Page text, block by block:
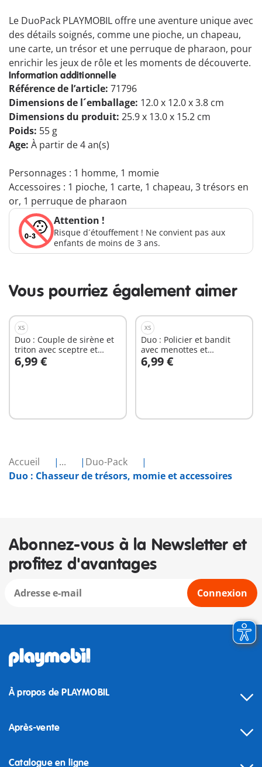
Accueil ...
Duo-Pack
Duo : Chasseur de trésors, momie et accessoires
Le DuoPack PLAYMOBIL offre une aventure unique avec
des détails soignés, comme une pioche, un chapeau,
une carte, un trésor et une perruque de pharaon, pour
enrichir les jeux de rôle et les moments de découverte.
Information additionnelle
Référence de l’article: 71796
Dimensions de l´emballage: 12.0 x 12.0 x 3.8 cm
Dimensions du produit: 25.9 x 13.0 x 15.2 cm
Poids: 55 g
Age: À partir de 4 an(s)
Personnages : 1 homme, 1 momie
Accessoires : 1 pioche, 1 carte, 1 chapeau, 3 trésors en
or, 1 perruque de pharaon
Attention !
Risque d´étouffement ! Ne convient pas aux
enfants de moins de 3 ans.
Vous pourriez également aimer
XS
Duo : Couple de sirène et
triton avec sceptre et
trident
6,99 €
Au panier
XS
Duo : Policier et bandit
avec menottes et
accessoires
6,99 €
Au panier
Abonnez-vous à la Newsletter et
profitez d'avantages
Connexion
À propos de PLAYMOBIL
Après-vente
Catalogue en ligne